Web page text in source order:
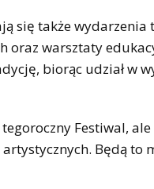
się także
oraz warsztaty
biorąc udział w
tegoroczny Festiwal,
Będą